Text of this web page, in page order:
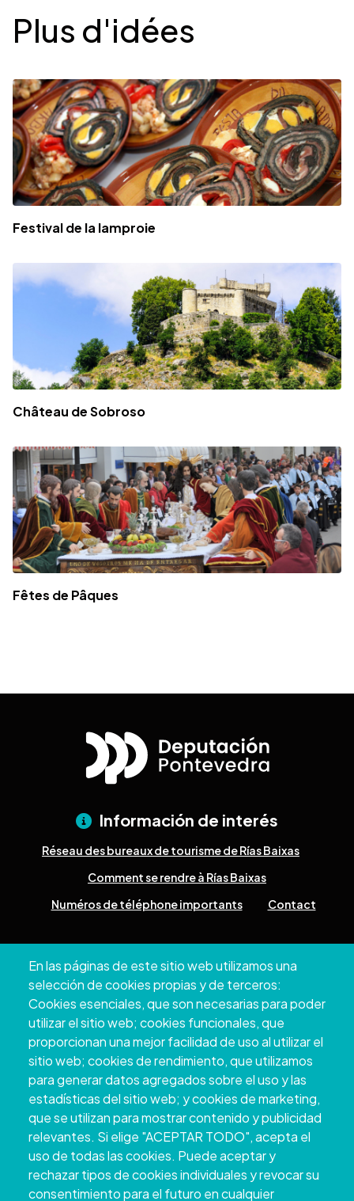
Desplegable
Plus d'idées
Festival de la lamproie
Château de Sobroso
Fêtes de Pâques
En las páginas de este sitio web utilizamos una
selección de cookies propias y de terceros:
Cookies esenciales, que son necesarias para poder
utilizar el sitio web; cookies funcionales, que
proporcionan una mejor facilidad de uso al utilizar el
sitio web; cookies de rendimiento, que utilizamos
para generar datos agregados sobre el uso y las
estadísticas del sitio web; y cookies de marketing,
que se utilizan para mostrar contenido y publicidad
relevantes. Si elige "ACEPTAR TODO", acepta el
uso de todas las cookies. Puede aceptar y
rechazar tipos de cookies individuales y revocar su
consentimiento para el futuro en cualquier
Información de interés
Réseau des bureaux de tourisme de Rías Baixas
Comment se rendre à Rías Baixas
Numéros de téléphone importants
Contact
Pontevedra
+34 986 804 100 | +34 986 804 124
Copyright © 2026. Conseil provincial de